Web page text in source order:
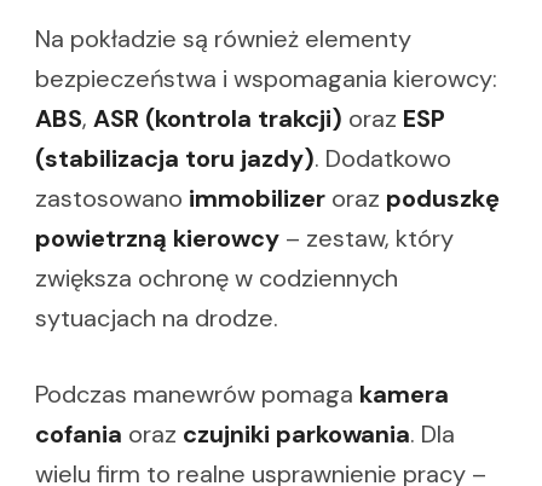
Na pokładzie są również elementy
bezpieczeństwa i wspomagania kierowcy:
ABS, ASR (kontrola trakcji) oraz ESP
(stabilizacja toru jazdy). Dodatkowo
zastosowano immobilizer oraz poduszkę
powietrzną kierowcy – zestaw, który
zwiększa ochronę w codziennych
sytuacjach na drodze.
Podczas manewrów pomaga kamera
cofania oraz czujniki parkowania. Dla
wielu firm to realne usprawnienie pracy –